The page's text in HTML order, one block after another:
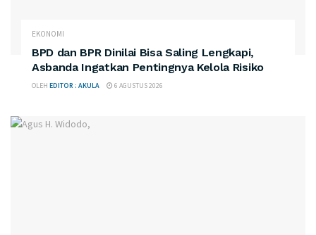
EKONOMI
BPD dan BPR Dinilai Bisa Saling Lengkapi,
Asbanda Ingatkan Pentingnya Kelola Risiko
OLEH EDITOR : AKULA 6 AGUSTUS 2026